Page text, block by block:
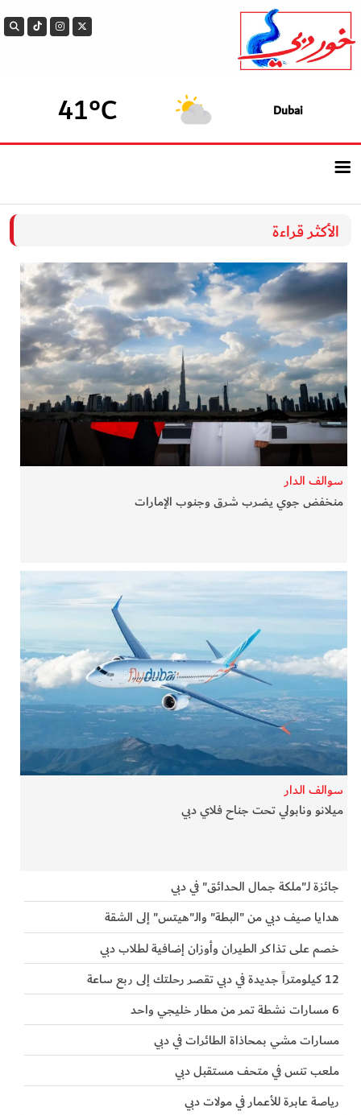
Dubai
41°C
الرئيسيــة
سوالف الدار
بيزنس
في المرمى
وثائقيات الخور
فن وثقافة
كوكب دبي
فيديو
كل الأقسام
أبناء الديرة
الفرجان
تكنولوجيا
من العالم
الأكثر قراءة
سوالف الدار
منخفض جوي يضرب شرق وجنوب الإمارات
سوالف الدار
ميلانو ونابولي تحت جناح فلاي دبي
جائزة لـ"ملكة جمال الحدائق" في دبي
هدايا صيف دبي من "البطة" والـ"هيتس" إلى الشقة
خصم على تذاكر الطيران وأوزان إضافية لطلاب دبي
12 كيلومتراً جديدة في دبي تقصر رحلتك إلى ربع ساعة
6 مسارات نشطة تمر من مطار خليجي واحد
مسارات مشي بمحاذاة الطائرات في دبي
ملعب تنس في متحف مستقبل دبي
رياصة عابرة للأعمار في مولات دبي